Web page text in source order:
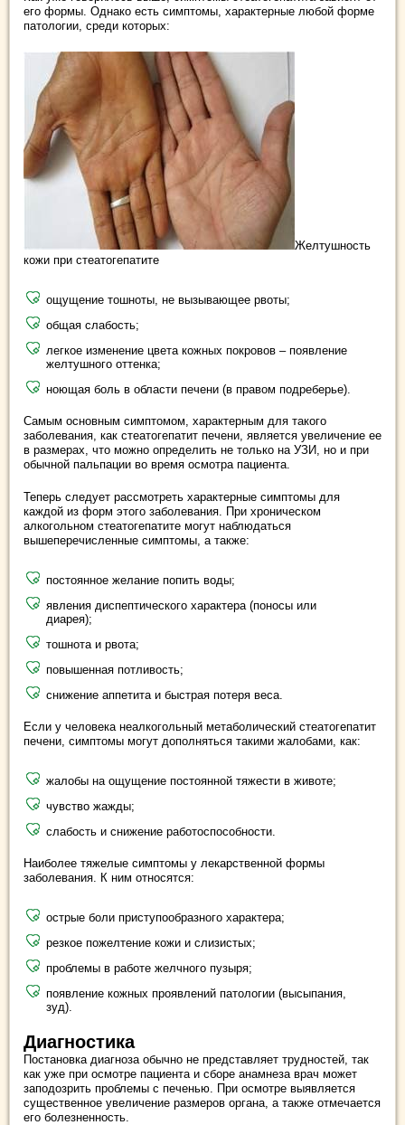
его формы. Однако есть симптомы, характерные любой форме
патологии, среди которых:
Желтушность
кожи при стеатогепатите
ощущение тошноты, не вызывающее рвоты;
общая слабость;
легкое изменение цвета кожных покровов – появление
желтушного оттенка;
ноющая боль в области печени (в правом подреберье).
Самым основным симптомом, характерным для такого
заболевания, как стеатогепатит печени, является увеличение ее
в размерах, что можно определить не только на УЗИ, но и при
обычной пальпации во время осмотра пациента.
Теперь следует рассмотреть характерные симптомы для
каждой из форм этого заболевания. При хроническом
алкогольном стеатогепатите могут наблюдаться
вышеперечисленные симптомы, а также:
постоянное желание попить воды;
явления диспептического характера (поносы или
диарея);
тошнота и рвота;
повышенная потливость;
снижение аппетита и быстрая потеря веса.
Если у человека неалкогольный метаболический стеатогепатит
печени, симптомы могут дополняться такими жалобами, как:
жалобы на ощущение постоянной тяжести в животе;
чувство жажды;
слабость и снижение работоспособности.
Наиболее тяжелые симптомы у лекарственной формы
заболевания. К ним относятся:
острые боли приступообразного характера;
резкое пожелтение кожи и слизистых;
проблемы в работе желчного пузыря;
появление кожных проявлений патологии (высыпания,
зуд).
Диагностика
Постановка диагноза обычно не представляет трудностей, так
как уже при осмотре пациента и сборе анамнеза врач может
заподозрить проблемы с печенью. При осмотре выявляется
существенное увеличение размеров органа, а также отмечается
его болезненность.